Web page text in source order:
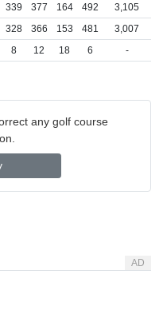
339 377 164 492
3,105
328 366 153 481
3,007
8 12 18 6 -
any golf course
AD